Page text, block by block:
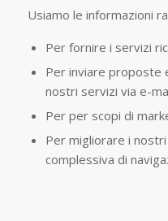
Usiamo le informazioni
Per fornire i servizi
Per inviare proposte
nostri servizi via e-
Per per scopi di
Per migliorare i
complessiva di